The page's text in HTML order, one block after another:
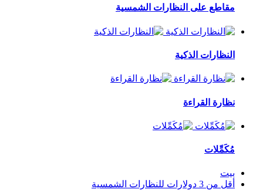
مقاطع على النظارات الشمسية
النظارات الذكية
نظارة القراءة
مُكَمِّلات
بيت
أقل من 3 دولارات للنظارات الشمسية